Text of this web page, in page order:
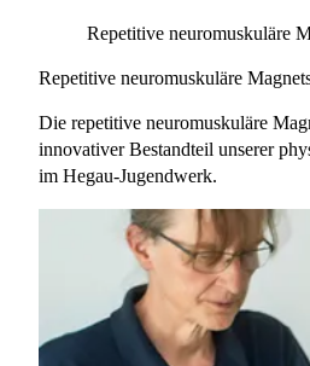
Repetitive neuromuskuläre
Repetitive neuromuskuläre
Die repetitive neuromuskuläre
innovativer Bestandteil unserer
im Hegau-Jugendwerk.